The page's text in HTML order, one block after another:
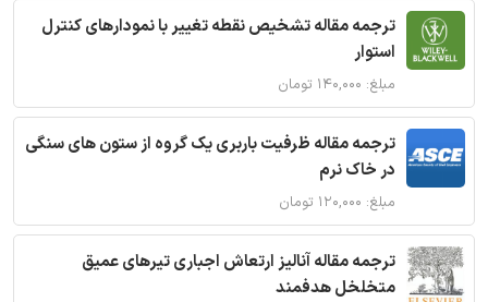
ترجمه مقاله تشخیص نقطه تغییر با نمودارهای کنترل
استوار
مبلغ: ۱۴۰,۰۰۰ تومان
ترجمه مقاله ظرفیت باربری یک گروه از ستون های سنگی
در خاک نرم
مبلغ: ۱۲۰,۰۰۰ تومان
ترجمه مقاله آنالیز ارتعاش اجباری تیرهای عمیق
متخلخل هدفمند